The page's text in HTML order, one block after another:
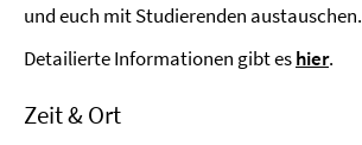
und euch mit Studierenden austauschen.
Detailierte Informationen gibt eshier.
Zeit & Ort